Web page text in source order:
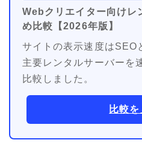
Webクリエイター向けレ
め比較【2026年版】
サイトの表示速度はSEO
主要レンタルサーバーを
比較しました。
比較を